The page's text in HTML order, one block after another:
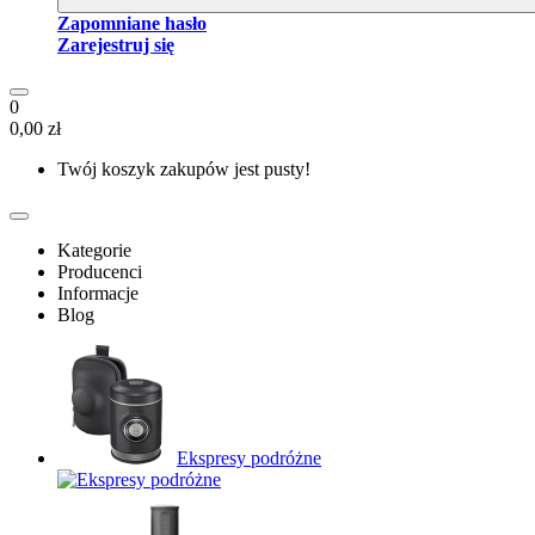
Zapomniane hasło
Zarejestruj się
0
0,00 zł
Twój koszyk zakupów jest pusty!
Kategorie
Producenci
Informacje
Blog
Ekspresy podróżne